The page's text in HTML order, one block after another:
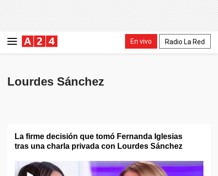
En vivo Radio La Red
Lourdes Sánchez
La firme decisión que tomó Fernanda Iglesias
tras una charla privada con Lourdes Sánchez